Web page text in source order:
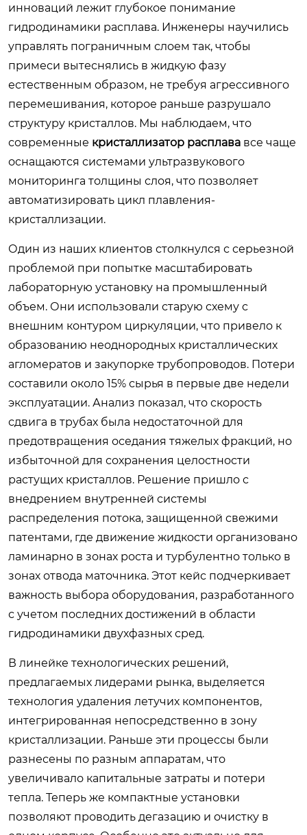
инноваций лежит глубокое понимание
гидродинамики расплава. Инженеры научились
управлять пограничным слоем так, чтобы
примеси вытеснялись в жидкую фазу
естественным образом, не требуя агрессивного
перемешивания, которое раньше разрушало
структуру кристаллов. Мы наблюдаем, что
современные кристаллизатор расплава все чаще
оснащаются системами ультразвукового
мониторинга толщины слоя, что позволяет
автоматизировать цикл плавления-
кристаллизации.
Один из наших клиентов столкнулся с серьезной
проблемой при попытке масштабировать
лабораторную установку на промышленный
объем. Они использовали старую схему с
внешним контуром циркуляции, что привело к
образованию неоднородных кристаллических
агломератов и закупорке трубопроводов. Потери
составили около 15% сырья в первые две недели
эксплуатации. Анализ показал, что скорость
сдвига в трубах была недостаточной для
предотвращения оседания тяжелых фракций, но
избыточной для сохранения целостности
растущих кристаллов. Решение пришло с
внедрением внутренней системы
распределения потока, защищенной свежими
патентами, где движение жидкости организовано
ламинарно в зонах роста и турбулентно только в
зонах отвода маточника. Этот кейс подчеркивает
важность выбора оборудования, разработанного
с учетом последних достижений в области
гидродинамики двухфазных сред.
В линейке технологических решений,
предлагаемых лидерами рынка, выделяется
технология удаления летучих компонентов,
интегрированная непосредственно в зону
кристаллизации. Раньше эти процессы были
разнесены по разным аппаратам, что
увеличивало капитальные затраты и потери
тепла. Теперь же компактные установки
позволяют проводить дегазацию и очистку в